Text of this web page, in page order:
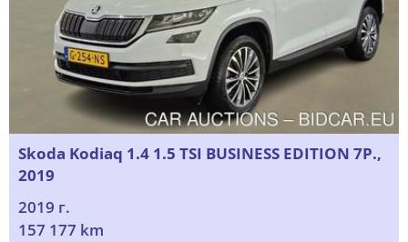
Skoda Kodiaq 1.4 1.5 TSI BUSINESS EDITION 7P.,
2019
2019 г.
157 177 km